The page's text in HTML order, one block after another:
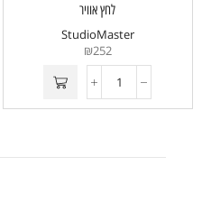
לחץ אוויר
StudioMaster
₪252